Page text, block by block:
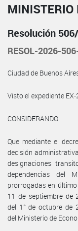
MINISTERIO
Resolución
RESOL-2026-
Ciudad de Buenos
Visto el expediente
CONSIDERANDO:
Que mediante el
decisión
designaciones
dependencias del
prorrogadas en
11 de septiembre de
del 1° de octubre de
del Ministerio de